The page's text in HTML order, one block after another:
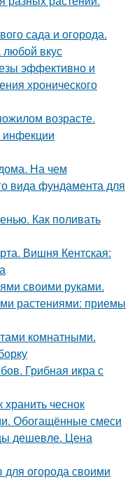
сада и огорода.
вкус
эффективно и
хронического
возрасте.
На чем
вида фундамента для
Как поливать
Вишня Кентская:
своими руками.
растениями: приемы
комнатными.
Грибная икра с
чеснок
Обогащённые смеси
дешевле. Цена
для огорода своими